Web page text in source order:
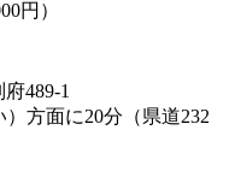
円）
489-1
方面に20分（県道232